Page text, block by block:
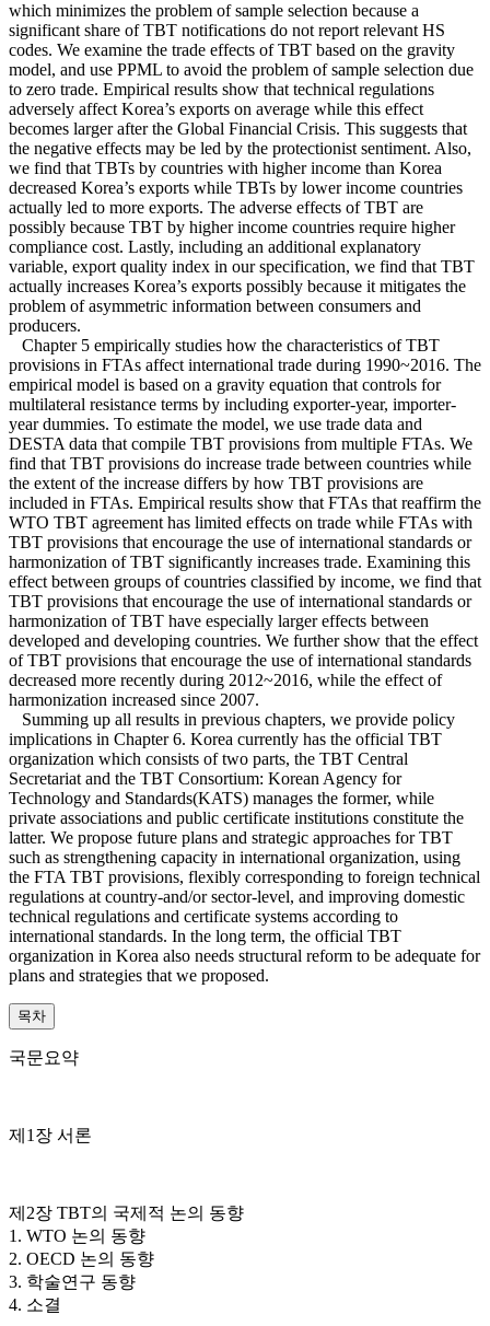
which minimizes the problem of sample selection because a
significant share of TBT notifications do not report relevant HS
codes. We examine the trade effects of TBT based on the gravity
model, and use PPML to avoid the problem of sample selection due
to zero trade. Empirical results show that technical regulations
adversely affect Korea’s exports on average while this effect
becomes larger after the Global Financial Crisis. This suggests that
the negative effects may be led by the protectionist sentiment. Also,
we find that TBTs by countries with higher income than Korea
decreased Korea’s exports while TBTs by lower income countries
actually led to more exports. The adverse effects of TBT are
possibly because TBT by higher income countries require higher
compliance cost. Lastly, including an additional explanatory
variable, export quality index in our specification, we find that TBT
actually increases Korea’s exports possibly because it mitigates the
problem of asymmetric information between consumers and
producers.
Chapter 5 empirically studies how the characteristics of TBT
provisions in FTAs affect international trade during 1990~2016. The
empirical model is based on a gravity equation that controls for
multilateral resistance terms by including exporter-year, importer-
year dummies. To estimate the model, we use trade data and
DESTA data that compile TBT provisions from multiple FTAs. We
find that TBT provisions do increase trade between countries while
the extent of the increase differs by how TBT provisions are
included in FTAs. Empirical results show that FTAs that reaffirm the
WTO TBT agreement has limited effects on trade while FTAs with
TBT provisions that encourage the use of international standards or
harmonization of TBT significantly increases trade. Examining this
effect between groups of countries classified by income, we find that
TBT provisions that encourage the use of international standards or
harmonization of TBT have especially larger effects between
developed and developing countries. We further show that the effect
of TBT provisions that encourage the use of international standards
decreased more recently during 2012~2016, while the effect of
harmonization increased since 2007.
Summing up all results in previous chapters, we provide policy
implications in Chapter 6. Korea currently has the official TBT
organization which consists of two parts, the TBT Central
Secretariat and the TBT Consortium: Korean Agency for
Technology and Standards(KATS) manages the former, while
private associations and public certificate institutions constitute the
latter. We propose future plans and strategic approaches for TBT
such as strengthening capacity in international organization, using
the FTA TBT provisions, flexibly corresponding to foreign technical
regulations at country-and/or sector-level, and improving domestic
technical regulations and certificate systems according to
international standards. In the long term, the official TBT
organization in Korea also needs structural reform to be adequate for
plans and strategies that we proposed.
목차
국문요약
제1장 서론
제2장 TBT의 국제적 논의 동향
1. WTO 논의 동향
2. OECD 논의 동향
3. 학술연구 동향
4. 소결